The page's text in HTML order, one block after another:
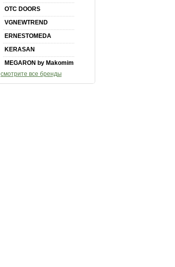
OTC DOORS
VGNEWTREND
ERNESTOMEDA
KERASAN
MEGARON by Makomim
смотрите все бренды